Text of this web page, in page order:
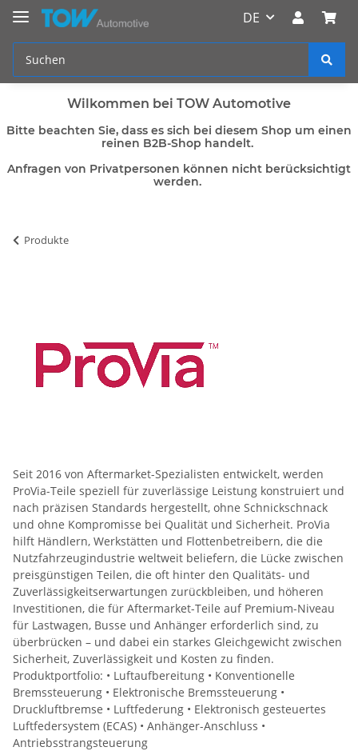
DE
Wilkommen bei TOW Automotive
Bitte beachten Sie, dass es sich bei diesem Shop um einen
reinen B2B-Shop handelt.
Anfragen von Privatpersonen können nicht berücksichtigt
werden.
Produkte
Seit 2016 von Aftermarket-Spezialisten entwickelt, werden
ProVia-Teile speziell für zuverlässige Leistung konstruiert und
nach präzisen Standards hergestellt, ohne Schnickschnack
und ohne Kompromisse bei Qualität und Sicherheit. ProVia
hilft Händlern, Werkstätten und Flottenbetreibern, die die
Nutzfahrzeugindustrie weltweit beliefern, die Lücke zwischen
preisgünstigen Teilen, die oft hinter den Qualitäts- und
Zuverlässigkeitserwartungen zurückbleiben, und höheren
Investitionen, die für Aftermarket-Teile auf Premium-Niveau
für Lastwagen, Busse und Anhänger erforderlich sind, zu
überbrücken – und dabei ein starkes Gleichgewicht zwischen
Sicherheit, Zuverlässigkeit und Kosten zu finden.
Produktportfolio: • Luftaufbereitung • Konventionelle
Bremssteuerung • Elektronische Bremssteuerung •
Druckluftbremse • Luftfederung • Elektronisch gesteuertes
Luftfedersystem (ECAS) • Anhänger-Anschluss •
Antriebsstrangsteuerung